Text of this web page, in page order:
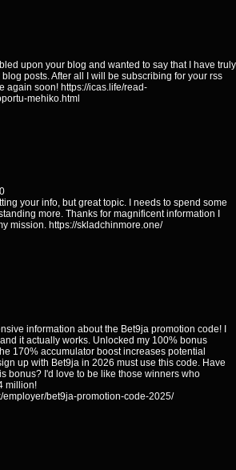
upon your blog and wanted to say that I have truly
posts. After all I will be subscribing for your rss
again soon! https://icas.life/read-
mehiko.html
your info, but great topic. I needs to spend some
more. Thanks for magnificent information I
mission. https://skladchinmore.one/
information about the Bet9ja promotion code! I
it actually works. Unlocked my 100% bonus
170% accumulator boost increases potential
up with Bet9ja in 2026 must use this code. Have
bonus? I'd love to be like those winners who
million!
employer/bet9ja-promotion-code-2025/